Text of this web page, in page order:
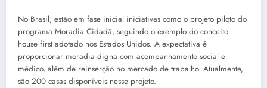
No Brasil, estão em fase inicial iniciativas como o projeto piloto do
programa Moradia Cidadã, seguindo o exemplo do conceito
house first adotado nos Estados Unidos. A expectativa é
proporcionar moradia digna com acompanhamento social e
médico, além de reinserção no mercado de trabalho. Atualmente,
são 200 casas disponíveis nesse projeto.